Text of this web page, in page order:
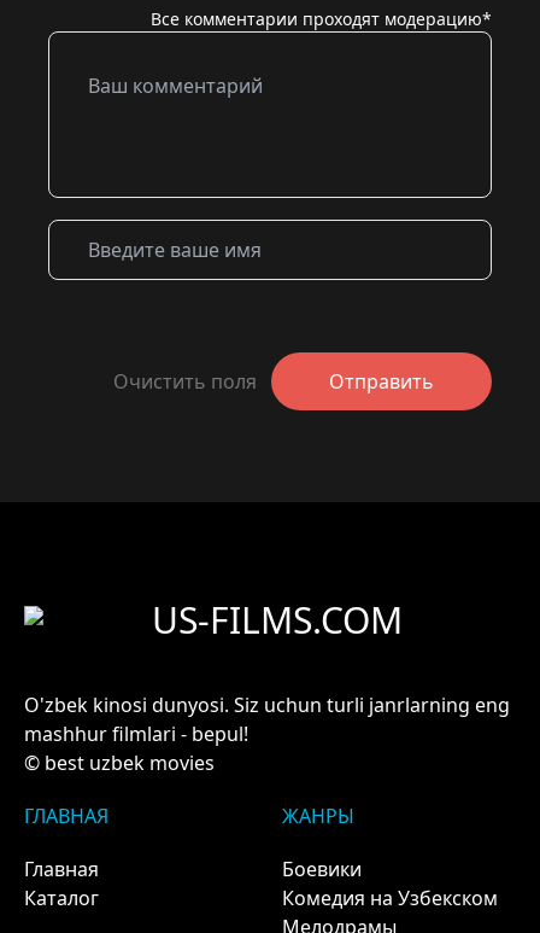
Все комментарии проходят модерацию*
Очистить поля Отправить
US-FILMS.COM
O'zbek kinosi dunyosi. Siz uchun turli janrlarning eng
mashhur filmlari - bepul!
© best uzbek movies
ГЛАВНАЯ
Главная
Каталог
ЖАНРЫ
Боевики
Комедия на Узбекском
Мелодрамы